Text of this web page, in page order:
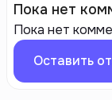
Пока нет
Пока нет
Оставить